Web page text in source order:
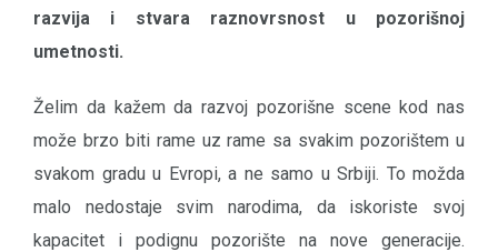
razvija i stvara raznovrsnost u pozorišnoj
umetnosti.
Želim da kažem da razvoj pozorišne scene kod nas
može brzo biti rame uz rame sa svakim pozorištem u
svakom gradu u Evropi, a ne samo u Srbiji. To možda
malo nedostaje svim narodima, da iskoriste svoj
kapacitet i podignu pozorište na nove generacije.